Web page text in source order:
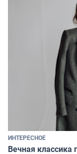
ИНТЕРЕСНОЕ
Вечная